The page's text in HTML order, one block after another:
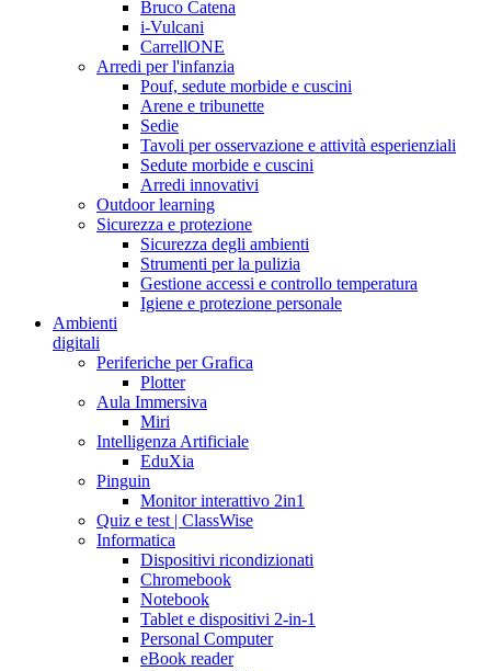
Bruco Catena
i-Vulcani
CarrellONE
Arredi per l'infanzia
Pouf, sedute morbide e cuscini
Arene e tribunette
Sedie
Tavoli per osservazione e attività esperienziali
Sedute morbide e cuscini
Arredi innovativi
Outdoor learning
Sicurezza e protezione
Sicurezza degli ambienti
Strumenti per la pulizia
Gestione accessi e controllo temperatura
Igiene e protezione personale
Ambienti
digitali
Periferiche per Grafica
Plotter
Aula Immersiva
Miri
Intelligenza Artificiale
EduXia
Pinguin
Monitor interattivo 2in1
Quiz e test | ClassWise
Informatica
Dispositivi ricondizionati
Chromebook
Notebook
Tablet e dispositivi 2-in-1
Personal Computer
eBook reader